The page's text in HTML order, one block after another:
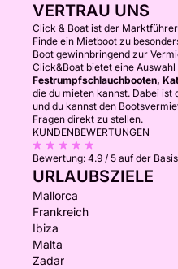
VERTRAU UNS
Click & Boat ist der
Finde ein Mietboot zu
Boot gewinnbringend zur
Click&Boat bietet eine Auswahl
Festrumpfschlauchbooten,
die du mieten kannst. Dabei
und du kannst den
Fragen direkt zu stellen.
KUNDENBEWERTUNGEN
Bewertung: 4.9 / 5 auf der
URLAUBSZIELE
Mallorca
Frankreich
Ibiza
Malta
Zadar